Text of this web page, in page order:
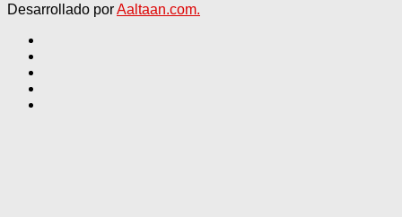
Desarrollado porAaltaan.com.